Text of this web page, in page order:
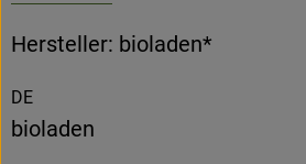
Hersteller: bioladen*
DE
bioladen